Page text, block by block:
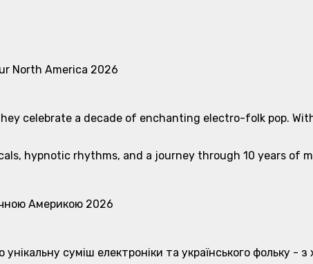
North America 2026
celebrate a decade of enchanting electro-folk pop.
hypnotic rhythms, and a journey through 10 years of
Америкою 2026
суміш електроніки та українського фольку -